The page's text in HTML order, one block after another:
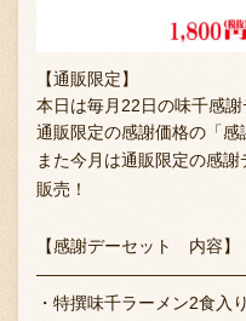
【通販限定】
本日は毎月22日の味千感謝
通販限定の感謝価格の「感
また今月は通販限定の感
販売！
【感謝デーセット 内容】
・特撰味千ラーメン2食